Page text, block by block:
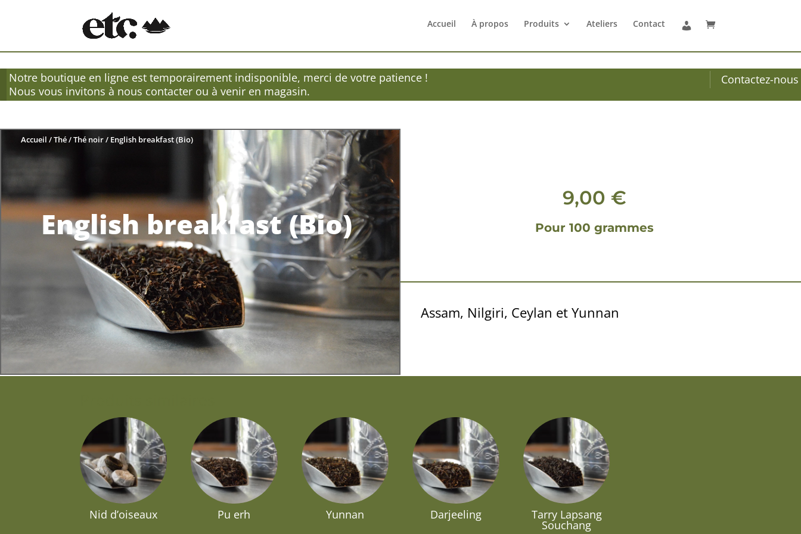
Accueil À propos Produits Ateliers Contact
Contactez-nous
Notre boutique en ligne est temporairement indisponible, merci de votre patience !
Nous vous invitons à nous contacter ou à venir en magasin.
Accueil /Thé/Thé noir/ English breakfast (Bio)
English breakfast (Bio)
9,00 €
Pour 100 grammes
Assam, Nilgiri, Ceylan et Yunnan
Nid d’oiseaux Pu erh Yunnan Darjeeling Tarry Lapsang
Souchang